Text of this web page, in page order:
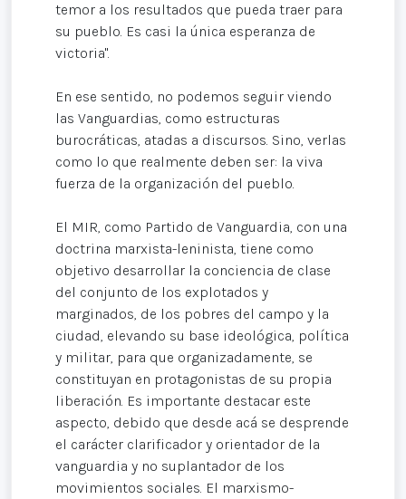
temor a los resultados que pueda traer para
su pueblo. Es casi la única esperanza de
victoria".
En ese sentido, no podemos seguir viendo
las Vanguardias, como estructuras
burocráticas, atadas a discursos. Sino, verlas
como lo que realmente deben ser: la viva
fuerza de la organización del pueblo.
El MIR, como Partido de Vanguardia, con una
doctrina marxista-leninista, tiene como
objetivo desarrollar la conciencia de clase
del conjunto de los explotados y
marginados, de los pobres del campo y la
ciudad, elevando su base ideológica, política
y militar, para que organizadamente, se
constituyan en protagonistas de su propia
liberación. Es importante destacar este
aspecto, debido que desde acá se desprende
el carácter clarificador y orientador de la
vanguardia y no suplantador de los
movimientos sociales. El marxismo-